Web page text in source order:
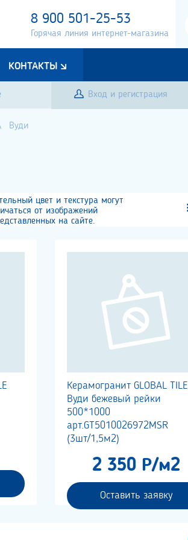
8 900 501-25-53
Горячая линия интернет-магазина
КОНТАКТЫ
Вход и регистрация
Вуди
цвет и текстура могут
от изображений
на сайте.
Керамогранит GLOBAL TILE
Вуди бежевый рейки
500*1000
арт.GT5010026972MSR
(3шт/1,5м2)
2 350 Р/м2
Оставить заявку